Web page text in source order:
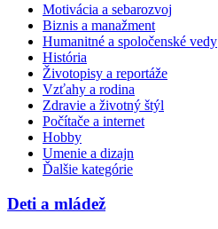
Motivácia a sebarozvoj
Biznis a manažment
Humanitné a spoločenské vedy
História
Životopisy a reportáže
Vzťahy a rodina
Zdravie a životný štýl
Počítače a internet
Hobby
Umenie a dizajn
Ďalšie kategórie
Deti a mládež